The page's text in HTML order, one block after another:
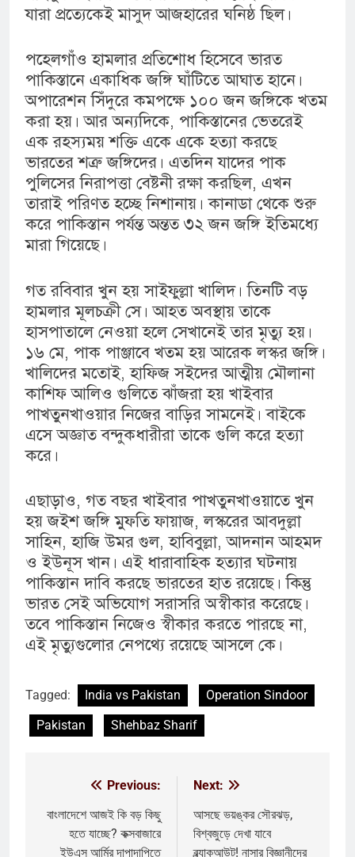
যারা প্রত্যেকেই মাসুদ আজহারের ঘনিষ্ঠ ছিল।
পহেলগাঁও হামলার প্রতিশোধ হিসেবে ভারত
পাকিস্তানে একাধিক জঙ্গি ঘাঁটিতে আঘাত হানে।
অপারেশন সিঁদুরে কমপক্ষে ১০০ জন জঙ্গিকে খতম
করা হয়। আর অন্যদিকে, পাকিস্তানের ভেতরেই
এক রহস্যময় শক্তি একে একে হত্যা করছে
ভারতের শত্রু জঙ্গিদের। এতদিন যাদের পাক
পুলিসের নিরাপত্তা বেষ্টনী রক্ষা করছিল, এখন
তারাই পরিণত হচ্ছে নিশানায়। কানাডা থেকে শুরু
করে পাকিস্তান পর্যন্ত অন্তত ৩২ জন জঙ্গি ইতিমধ্যে
মারা গিয়েছে।
গত রবিবার খুন হয় সাইফুল্লা খালিদ। তিনটি বড়
হামলার মূলচক্রী সে। আহত অবস্থায় তাকে
হাসপাতালে নেওয়া হলে সেখানেই তার মৃত্যু হয়।
১৬ মে, পাক পাঞ্জাবে খতম হয় আরেক লস্কর জঙ্গি।
খালিদের মতোই, হাফিজ সইদের আত্মীয় মৌলানা
কাশিফ আলিও গুলিতে ঝাঁজরা হয় খাইবার
পাখতুনখাওয়ার নিজের বাড়ির সামনেই। বাইকে
এসে অজ্ঞাত বন্দুকধারীরা তাকে গুলি করে হত্যা
করে।
এছাড়াও, গত বছর খাইবার পাখতুনখাওয়াতে খুন
হয় জইশ জঙ্গি মুফতি ফায়াজ, লস্করের আবদুল্লা
সাহিন, হাজি উমর গুল, হাবিবুল্লা, আদনান আহমদ
ও ইউনূস খান। এই ধারাবাহিক হত্যার ঘটনায়
পাকিস্তান দাবি করছে ভারতের হাত রয়েছে। কিন্তু
ভারত সেই অভিযোগ সরাসরি অস্বীকার করেছে।
তবে পাকিস্তান নিজেও স্বীকার করতে পারছে না,
এই মৃত্যুগুলোর নেপথ্যে রয়েছে আসলে কে।
Tagged: India vs Pakistan
Operation Sindoor
Pakistan
Shehbaz Sharif
navigation
Previous:
বাংলাদেশে আজই কি বড় কিছু
হতে যাচ্ছে? কক্সবাজারে
ইউএস আর্মির দাপাদাপিতে
Next:
আসছে ভয়ঙ্কর সৌরঝড়,
বিশ্বজুড়ে দেখা যাবে
ব্ল্যাকআউট! নাসার বিজ্ঞানীদের